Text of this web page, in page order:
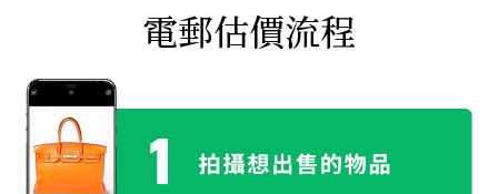
電郵估價流程